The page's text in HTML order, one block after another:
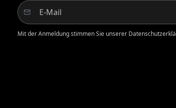
Mit der Anmeldung stimmen Sie unserer